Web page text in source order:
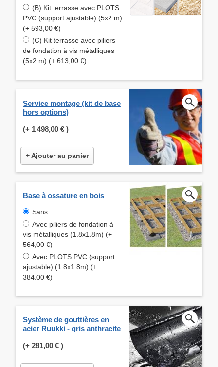
(B) Kit terrasse avec PLOTS
PVC (support ajustable) (5x2 m)
(+ 593,00 €)
(C) Kit terrasse avec piliers
de fondation à vis métalliques
(5x2 m) (+ 613,00 €)
Service montage (kit de base
hors options)
(+ 1 498,00 € )
+ Ajouter au panier
Base à ossature en bois
Sans
Avec piliers de fondation à
vis métalliques (1.8x1.8m) (+
564,00 €)
Avec PLOTS PVC (support
ajustable) (1.8x1.8m) (+
384,00 €)
Système de gouttières en
acier Ruukki - gris anthracite
(+ 281,00 € )